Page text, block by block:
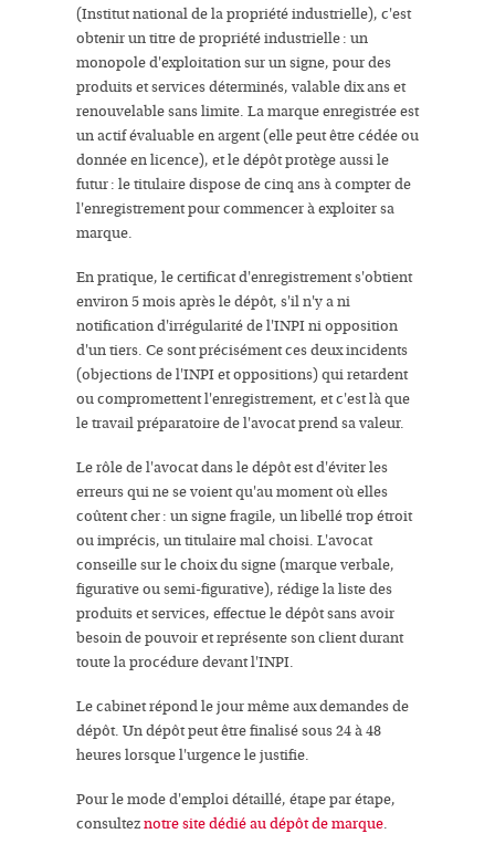
(Institut national de la propriété industrielle), c'est
obtenir un titre de propriété industrielle : un
monopole d'exploitation sur un signe, pour des
produits et services déterminés, valable dix ans et
renouvelable sans limite. La marque enregistrée est
un actif évaluable en argent (elle peut être cédée ou
donnée en licence), et le dépôt protège aussi le
futur : le titulaire dispose de cinq ans à compter de
l'enregistrement pour commencer à exploiter sa
marque.
En pratique, le certificat d'enregistrement s'obtient
environ 5 mois après le dépôt, s'il n'y a ni
notification d'irrégularité de l'INPI ni opposition
d'un tiers. Ce sont précisément ces deux incidents
(objections de l'INPI et oppositions) qui retardent
ou compromettent l'enregistrement, et c'est là que
le travail préparatoire de l'avocat prend sa valeur.
Le rôle de l'avocat dans le dépôt est d'éviter les
erreurs qui ne se voient qu'au moment où elles
coûtent cher : un signe fragile, un libellé trop étroit
ou imprécis, un titulaire mal choisi. L'avocat
conseille sur le choix du signe (marque verbale,
figurative ou semi-figurative), rédige la liste des
produits et services, effectue le dépôt sans avoir
besoin de pouvoir et représente son client durant
toute la procédure devant l'INPI.
Le cabinet répond le jour même aux demandes de
dépôt. Un dépôt peut être finalisé sous 24 à 48
heures lorsque l'urgence le justifie.
Pour le mode d'emploi détaillé, étape par étape,
consulteznotre site dédié au dépôt de marque.